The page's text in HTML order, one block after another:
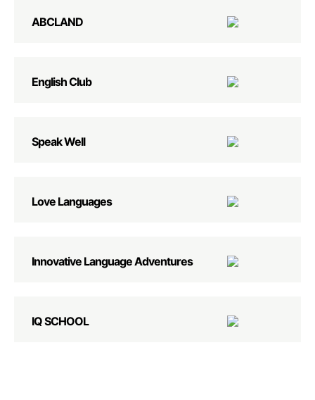
ABCLAND
English Club
Speak Well
Love Languages
Innovative Language Adventures
IQ SCHOOL